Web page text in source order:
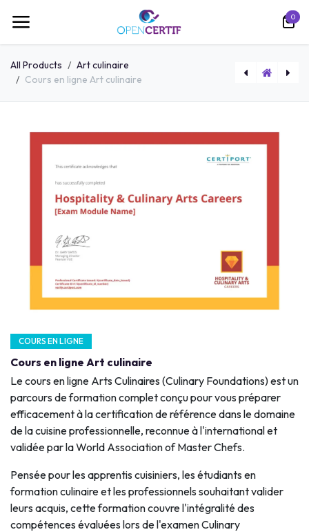
0
All Products
Art culinaire
Cours en ligne Art culinaire
COURS EN LIGNE
Cours en ligne Art culinaire
Le cours en ligne Arts Culinaires (Culinary Foundations) est un
parcours de formation complet conçu pour vous préparer
efficacement à la certification de référence dans le domaine
de la cuisine professionnelle, reconnue à l'international et
validée par la World Association of Master Chefs.
Pensée pour les apprentis cuisiniers, les étudiants en
formation culinaire et les professionnels souhaitant valider
leurs acquis, cette formation couvre l'intégralité des
compétences évaluées lors de l'examen Culinary